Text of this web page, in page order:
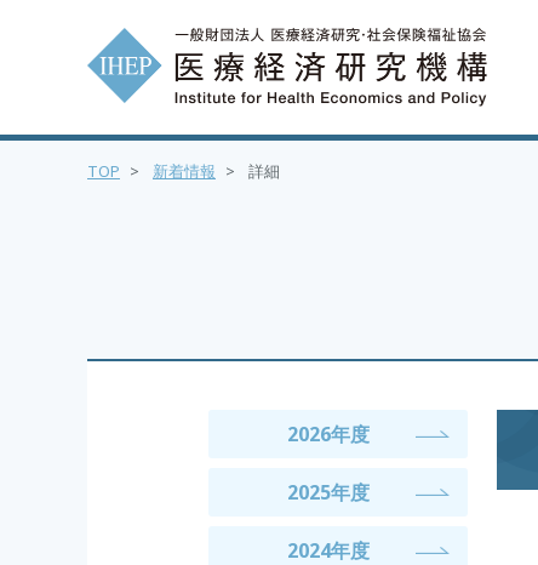
TOP > 新着情報 > 詳細
2026年度
2025年度
2024年度